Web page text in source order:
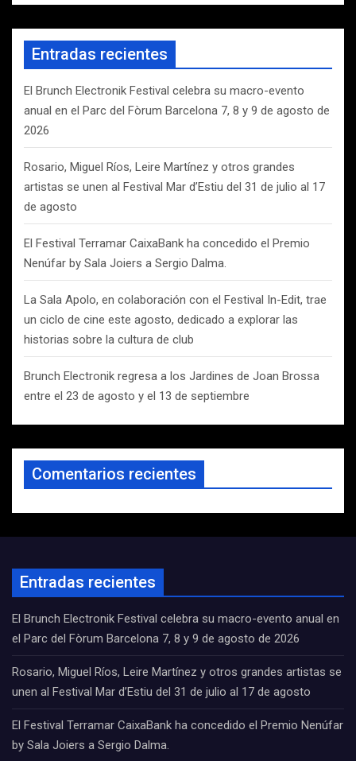
s
c
r
Entradas recientes
El Brunch Electronik Festival celebra su macro-evento
anual en el Parc del Fòrum Barcelona 7, 8 y 9 de agosto de
2026
Rosario, Miguel Ríos, Leire Martínez y otros grandes
artistas se unen al Festival Mar d’Estiu del 31 de julio al 17
de agosto
El Festival Terramar CaixaBank ha concedido el Premio
Nenúfar by Sala Joiers a Sergio Dalma.
La Sala Apolo, en colaboración con el Festival In-Edit, trae
un ciclo de cine este agosto, dedicado a explorar las
historias sobre la cultura de club
Brunch Electronik regresa a los Jardines de Joan Brossa
entre el 23 de agosto y el 13 de septiembre
Comentarios recientes
Entradas recientes
El Brunch Electronik Festival celebra su macro-evento anual en
el Parc del Fòrum Barcelona 7, 8 y 9 de agosto de 2026
Rosario, Miguel Ríos, Leire Martínez y otros grandes artistas se
unen al Festival Mar d’Estiu del 31 de julio al 17 de agosto
El Festival Terramar CaixaBank ha concedido el Premio Nenúfar
by Sala Joiers a Sergio Dalma.